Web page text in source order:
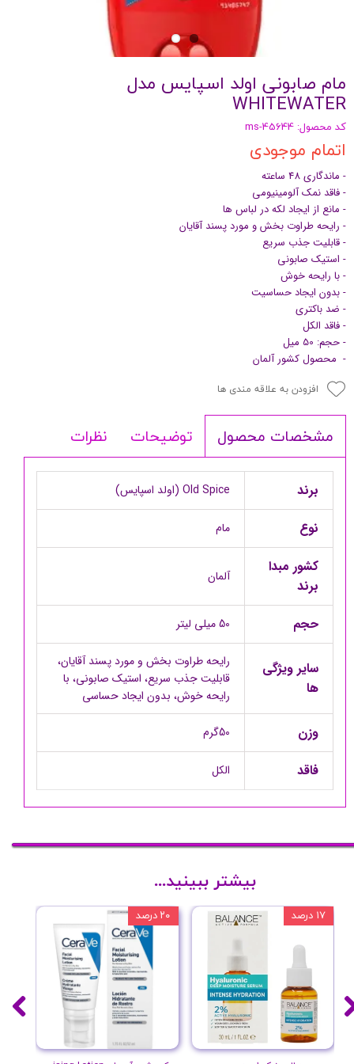
مام صابونی اولد اسپایس مدل
WHITEWATER
کد محصول: ms-45644
اتمام موجودی
- ماندگاری 48 ساعته
- فاقد نمک آلومینیومی
- مانع از ایجاد لکه در لباس ها
- رایحه طراوت بخش و مورد پسند آقایان
- قابلیت جذب سریع
- استیک صابونی
- با رایحه خوش
- بدون ایجاد حساسیت
- ضد باکتری
- فاقد الکل
- حجم: 50 میل
- محصول کشور آلمان
افزودن به علاقه مندی ها
مشخصات محصول توضیحات نظرات
برند Old Spice (اولد اسپایس)
نوع مام
کشور مبدا
برند
آلمان
حجم 50 میلی لیتر
سایر ویژگی
ها
رایحه طراوت بخش و مورد پسند آقایان،
قابلیت جذب سریع، استیک صابونی، با
رایحه خوش، بدون ایجاد حساسی
وزن 50گرم
فاقد الکل
۲۰ درصد ۱۷ درصد
بیشتر ببینید...